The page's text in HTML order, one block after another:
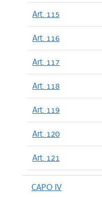
Art. 115
Art. 116
Art. 117
Art. 118
Art. 119
Art. 120
Art. 121
CAPO IV